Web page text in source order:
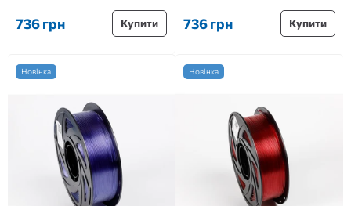
736 грн Купити 736 грн Купити
Новінка Новінка